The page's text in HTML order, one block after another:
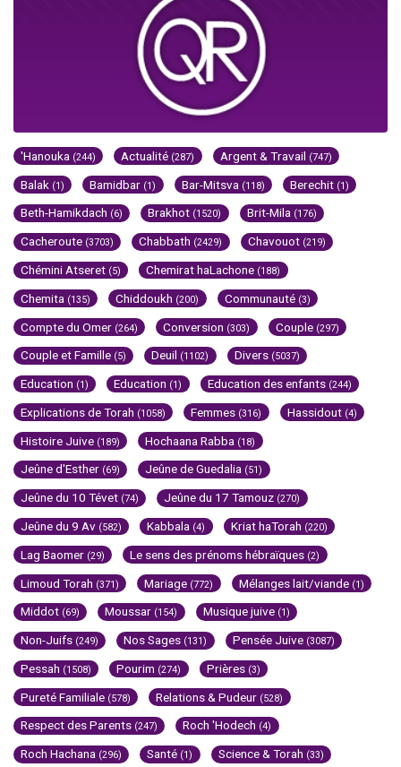
'Hanouka (244) Actualité (287) Argent & Travail (747)
Balak (1) Bamidbar (1) Bar-Mitsva (118) Berechit (1)
Beth-Hamikdach (6) Brakhot (1520) Brit-Mila (176)
Cacheroute (3703) Chabbath (2429) Chavouot (219)
Chémini Atseret (5) Chemirat haLachone (188)
Chemita (135) Chiddoukh (200) Communauté (3)
Compte du Omer (264) Conversion (303) Couple (297)
Couple et Famille (5) Deuil (1102) Divers (5037)
Education (1) Education (1) Education des enfants (244)
Explications de Torah (1058) Femmes (316) Hassidout (4)
Histoire Juive (189) Hochaana Rabba (18)
Jeûne d'Esther (69) Jeûne de Guedalia (51)
Jeûne du 10 Tévet (74) Jeûne du 17 Tamouz (270)
Jeûne du 9 Av (582) Kabbala (4) Kriat haTorah (220)
Lag Baomer (29) Le sens des prénoms hébraïques (2)
Limoud Torah (371) Mariage (772) Mélanges lait/viande (1)
Middot (69) Moussar (154) Musique juive (1)
Non-Juifs (249) Nos Sages (131) Pensée Juive (3087)
Pessah (1508) Pourim (274) Prières (3)
Pureté Familiale (578) Relations & Pudeur (528)
Respect des Parents (247) Roch 'Hodech (4)
Roch Hachana (296) Santé (1) Science & Torah (33)